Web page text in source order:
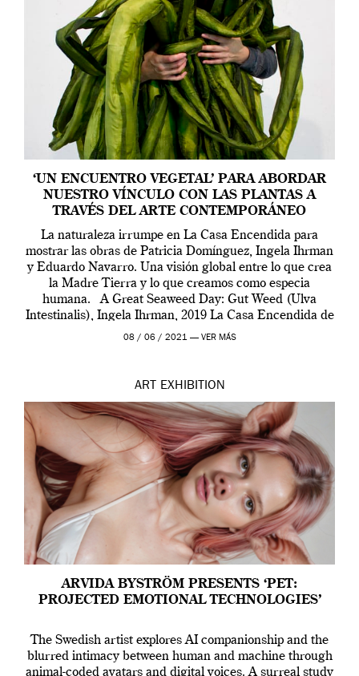
‘UN ENCUENTRO VEGETAL’ PARA ABORDAR
NUESTRO VÍNCULO CON LAS PLANTAS A
TRAVÉS DEL ARTE CONTEMPORÁNEO
La naturaleza irrumpe en La Casa Encendida para
mostrar las obras de Patricia Domínguez, Ingela Ihrman
y Eduardo Navarro. Una visión global entre lo que crea
la Madre Tierra y lo que creamos como especia
humana. A Great Seaweed Day: Gut Weed (Ulva
Intestinalis), Ingela Ihrman, 2019 La Casa Encendida de
Madrid y la Wellcome […]
08 / 06 / 2021 — VER MÁS
ART EXHIBITION
ARVIDA BYSTRÖM PRESENTS ‘PET:
PROJECTED EMOTIONAL TECHNOLOGIES’
The Swedish artist explores AI companionship and the
blurred intimacy between human and machine through
animal-coded avatars and digital voices. A surreal study